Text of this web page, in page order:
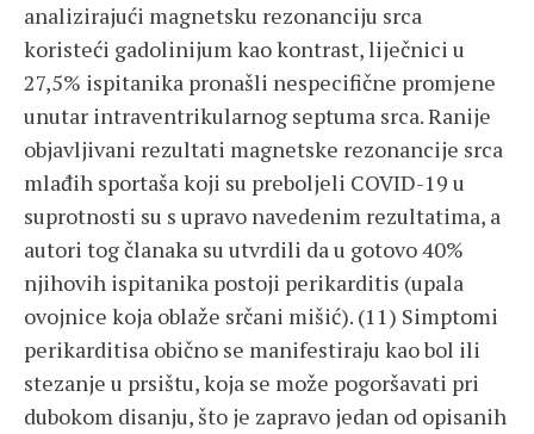
analizirajući magnetsku rezonanciju srca
koristeći gadolinijum kao kontrast, liječnici u
27,5% ispitanika pronašli nespecifične promjene
unutar intraventrikularnog septuma srca. Ranije
objavljivani rezultati magnetske rezonancije srca
mlađih sportaša koji su preboljeli COVID-19 u
suprotnosti su s upravo navedenim rezultatima, a
autori tog članaka su utvrdili da u gotovo 40%
njihovih ispitanika postoji perikarditis (upala
ovojnice koja oblaže srčani mišić). (11) Simptomi
perikarditisa obično se manifestiraju kao bol ili
stezanje u prsištu, koja se može pogoršavati pri
dubokom disanju, što je zapravo jedan od opisanih